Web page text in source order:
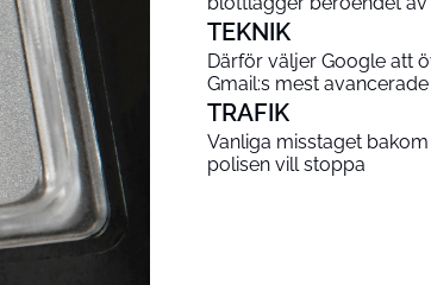
TEKNIK
Därför väljer Google att
Gmail:s mest
TRAFIK
Vanliga misstaget
polisen vill stoppa